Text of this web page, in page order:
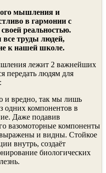
мышления и
в гармонии с
реальностью.
все труды людей,
к нашей школе.
лежит 2 важнейших
передать людям для
и вредно, так мы лишь
одних компонентов в
Даже подавив
вазомоторные компоненты
и видны. Стойкое
внутрь, создаёт
биологических